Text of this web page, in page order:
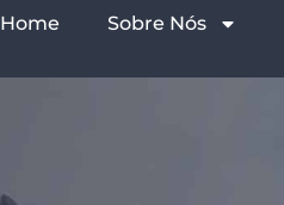
Home Sobre Nós